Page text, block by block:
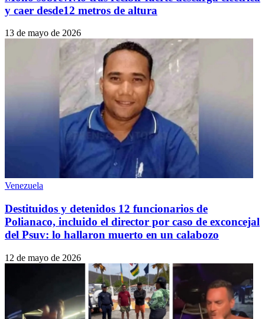
y caer desde12 metros de altura
13 de mayo de 2026
Venezuela
Destituidos y detenidos 12 funcionarios de
Polianaco, incluido el director por caso de exconcejal
del Psuv: lo hallaron muerto en un calabozo
12 de mayo de 2026